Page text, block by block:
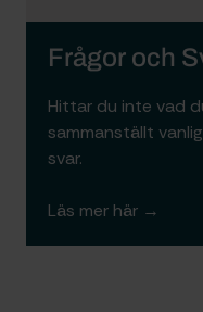
Frågor och
Hittar du inte vad
sammanställt
svar.
Läs mer här →